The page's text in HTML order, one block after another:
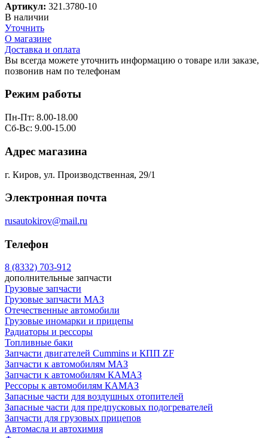
Артикул: 321.3780-10
В наличии
Уточнить
О магазине
Доставка и оплата
Вы всегда можете уточнить информацию о товаре или заказе,
позвонив нам по телефонам
Режим работы
Пн-Пт: 8.00-18.00
Сб-Вс: 9.00-15.00
Адрес магазина
г. Киров, ул. Производственная, 29/1
Электронная почта
rusautokirov@mail.ru
Телефон
8 (8332) 703-912
дополнительные запчасти
Грузовые запчасти
Грузовые запчасти МАЗ
Отечественные автомобили
Грузовые иномарки и прицепы
Радиаторы и рессоры
Топливные баки
Запчасти двигателей Cummins и КПП ZF
Запчасти к автомобилям МАЗ
Запчасти к автомобилям КАМАЗ
Рессоры к автомобилям КАМАЗ
Запасные части для воздушных отопителей
Запасные части для предпусковых подогревателей
Запчасти для грузовых прицепов
Автомасла и автохимия